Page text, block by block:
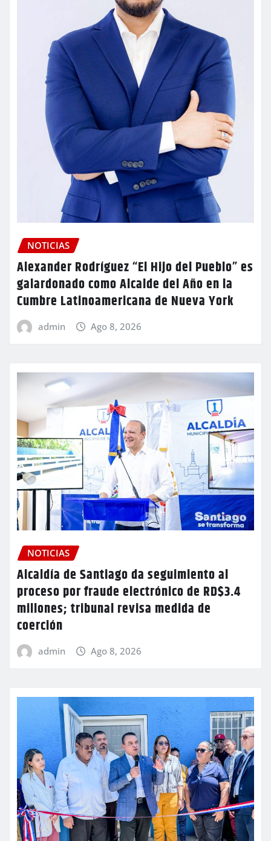
NOTICIAS
Alexander Rodríguez “El Hijo del Pueblo” es
galardonado como Alcalde del Año en la
Cumbre Latinoamericana de Nueva York
admin Ago 8, 2026
NOTICIAS
Alcaldía de Santiago da seguimiento al
proceso por fraude electrónico de RD$3.4
millones; tribunal revisa medida de
coerción
admin Ago 8, 2026